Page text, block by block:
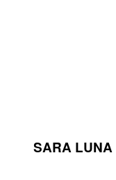
SARA LUNA